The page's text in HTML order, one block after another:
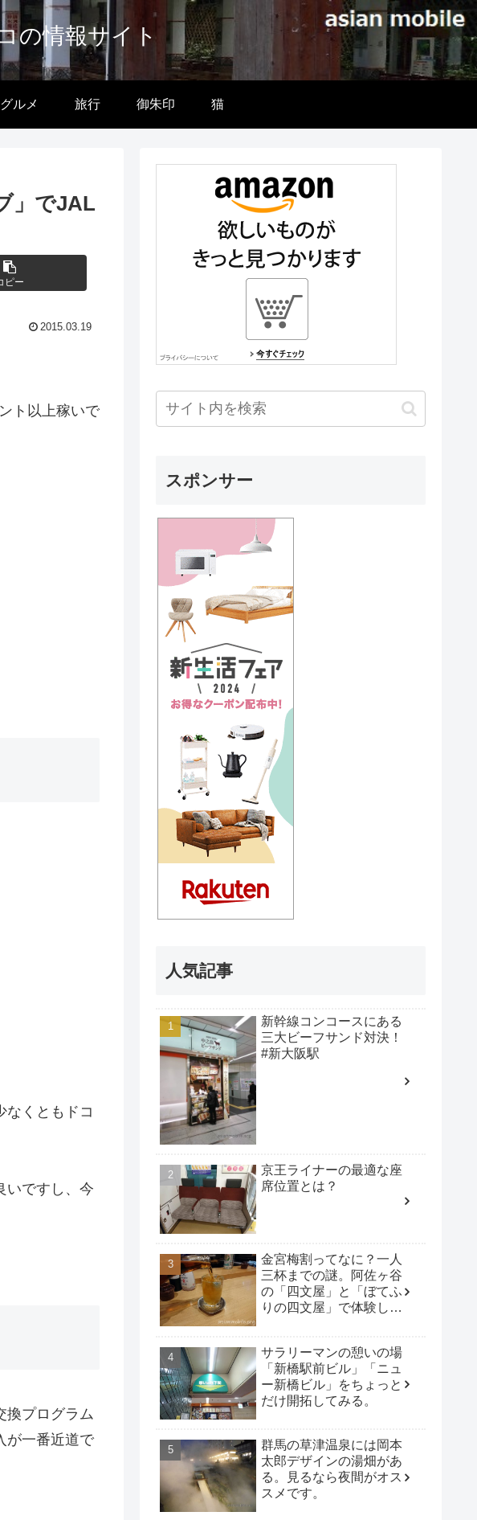
の情報サイト
グルメ 旅行 御朱印 猫
」でJAL
ピー
2015.03.19
ト以上稼いで
なくともドコ
いですし、今
換プログラム
が一番近道で
スポンサー
人気記事
新幹線コンコースにある
三大ビーフサンド対決！
#新大阪駅
京王ライナーの最適な座
席位置とは？
金宮梅割ってなに？一人
三杯までの謎。阿佐ヶ谷
の「四文屋」と「ぼてふ
りの四文屋」で体験して
サラリーマンの憩いの場
「新橋駅前ビル」「ニュ
ー新橋ビル」をちょっと
だけ開拓してみる。
群馬の草津温泉には岡本
太郎デザインの湯畑があ
る。見るなら夜間がオス
スメです。